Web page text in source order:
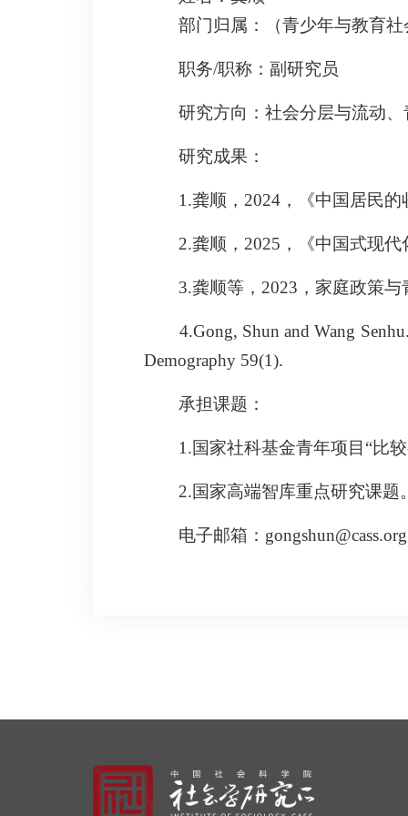
部门归属：（青少年与教育社
职务/职称：副研究员
研究方向：社会分层与流动
研究成果：
1.龚顺， 2024 ，《中国居民
2.龚顺， 2025 ，《中国式现
3.龚顺等， 2023 ，家庭政策
4.Gong, Shun and Wang
Demography 59(1).
承担课题：
1.国家社科基金青年项目“比
2.国家高端智库重点研究课题。
电子邮箱：